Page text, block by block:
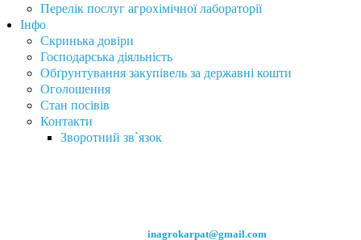
Перелік послуг агрохімічної лабораторії
Інфо
Скринька довіри
Господарська діяльність
Обґрунтування закупівель за державні кошти
Оголошення
Стан посівів
Контакти
Зворотний зв`язок
inagrokarpat@gmail.com